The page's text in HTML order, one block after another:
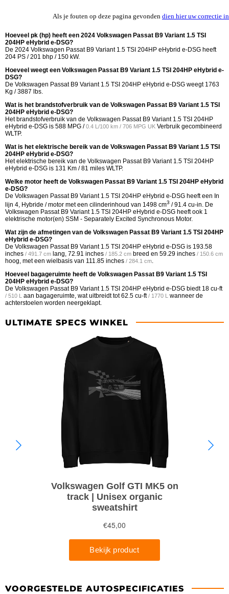
Als je fouten op deze pagina gevonden dien hier uw correctie in
Hoeveel pk (hp) heeft een 2024 Volkswagen Passat B9 Variant 1.5 TSI
204HP eHybrid e-DSG?
De 2024 Volkswagen Passat B9 Variant 1.5 TSI 204HP eHybrid e-DSG heeft
204 PS / 201 bhp / 150 kW.
Hoeveel weegt een Volkswagen Passat B9 Variant 1.5 TSI 204HP eHybrid e-
DSG?
De Volkswagen Passat B9 Variant 1.5 TSI 204HP eHybrid e-DSG weegt 1763
Kg / 3887 lbs.
Wat is het brandstofverbruik van de Volkswagen Passat B9 Variant 1.5 TSI
204HP eHybrid e-DSG?
Het brandstofverbruik van de Volkswagen Passat B9 Variant 1.5 TSI 204HP
eHybrid e-DSG is 588 MPG /0.4 L/100 km / 706 MPG UK Verbruik gecombineerd
WLTP.
Wat is het elektrische bereik van de Volkswagen Passat B9 Variant 1.5 TSI
204HP eHybrid e-DSG?
Het elektrische bereik van de Volkswagen Passat B9 Variant 1.5 TSI 204HP
eHybrid e-DSG is 131 Km / 81 miles WLTP.
Welke motor heeft de Volkswagen Passat B9 Variant 1.5 TSI 204HP eHybrid
e-DSG?
De Volkswagen Passat B9 Variant 1.5 TSI 204HP eHybrid e-DSG heeft een In
lijn 4, Hybride / motor met een cilinderinhoud van 1498 cm3 / 91.4 cu-in. De
Volkswagen Passat B9 Variant 1.5 TSI 204HP eHybrid e-DSG heeft ook 1
elektrische motor(en) SSM - Separately Excited Synchronous Motor.
Wat zijn de afmetingen van de Volkswagen Passat B9 Variant 1.5 TSI 204HP
eHybrid e-DSG?
De Volkswagen Passat B9 Variant 1.5 TSI 204HP eHybrid e-DSG is 193.58
inches / 491.7 cm lang, 72.91 inches / 185.2 cm breed en 59.29 inches / 150.6 cm
hoog, met een wielbasis van 111.85 inches / 284.1 cm
Hoeveel bagageruimte heeft de Volkswagen Passat B9 Variant 1.5 TSI
204HP eHybrid e-DSG?
De Volkswagen Passat B9 Variant 1.5 TSI 204HP eHybrid e-DSG biedt 18 cu-ft
/ 510 L aan bagageruimte, wat uitbreidt tot62.5 cu-ft / 1770 L wanneer de
achterstoelen worden neergeklapt.
ULTIMATE SPECS WINKEL
VOORGESTELDE AUTOSPECIFICATIES